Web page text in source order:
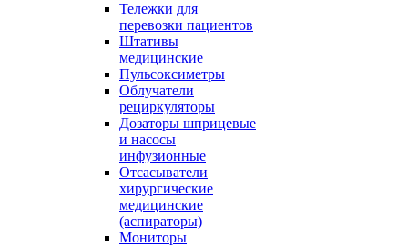
Тележки для
перевозки пациентов
Штативы
медицинские
Пульсоксиметры
Облучатели
рециркуляторы
Дозаторы шприцевые
и насосы
инфузионные
Отсасыватели
хирургические
медицинские
(аспираторы)
Мониторы